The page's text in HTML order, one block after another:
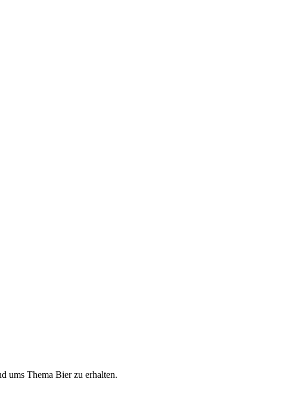
ums Thema Bier zu erhalten.